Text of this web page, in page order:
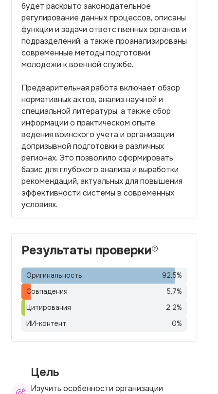
будет раскрыто законодательное
регулирование данных процессов, описаны
функции и задачи ответственных органов и
подразделений, а также проанализированы
современные методы подготовки
молодежи к военной службе.
Предварительная работа включает обзор
нормативных актов, анализ научной и
специальной литературы, а также сбор
информации о практическом опыте
ведения воинского учета и организации
допризывной подготовки в различных
регионах. Это позволило сформировать
базис для глубокого анализа и выработки
рекомендаций, актуальных для повышения
эффективности системы в современных
условиях.
Результаты проверки
Оригинальность 92,5%
Совпадения
5,7%
Цитирования
2,2%
ИИ-контент
0%
Цель
Изучить особенности организации